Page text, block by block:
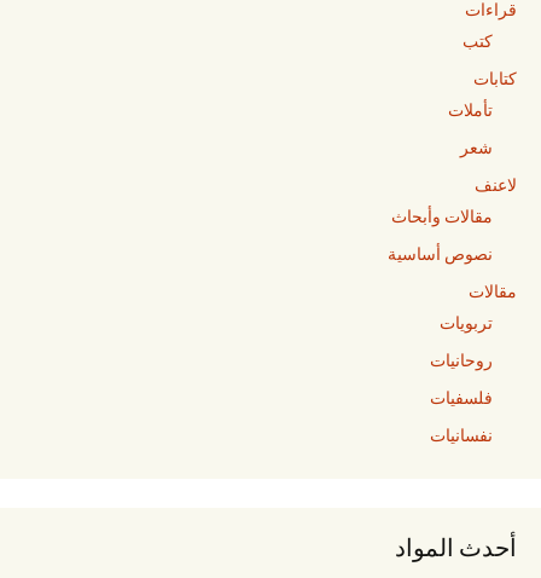
قراءات
كتب
كتابات
تأملات
شعر
لاعنف
مقالات وأبحاث
نصوص أساسية
مقالات
تربويات
روحانيات
فلسفيات
نفسانيات
أحدث المواد